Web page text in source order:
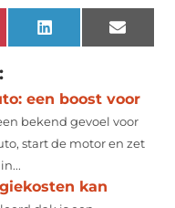
LinkedIn Email
een boost voor
bekend gevoel voor
start de motor en zet
kan